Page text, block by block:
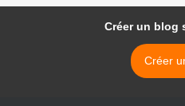
Créer un blog
Créer